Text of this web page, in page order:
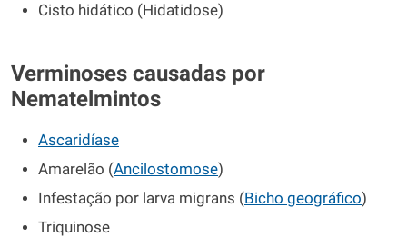
Cisto hidático (Hidatidose)
Verminoses causadas por
Nematelmintos
Ascaridíase
Amarelão (Ancilostomose)
Infestação por larva migrans (Bicho geográfico)
Triquinose